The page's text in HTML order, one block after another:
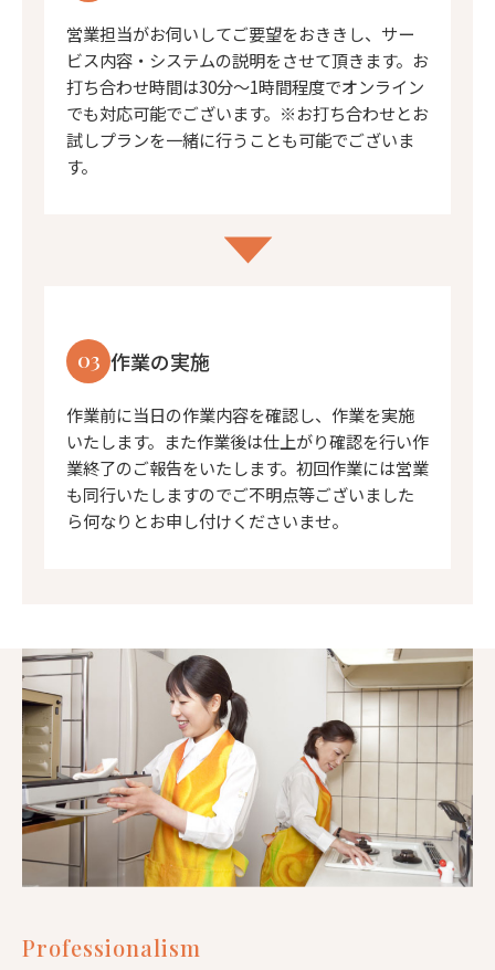
営業担当がお伺いしてご要望をおききし、サー
ビス内容・システムの説明をさせて頂きます。お
打ち合わせ時間は30分〜1時間程度でオンライン
でも対応可能でございます。※お打ち合わせとお
試しプランを一緒に行うことも可能でございま
す。
03 作業の実施
作業前に当日の作業内容を確認し、作業を実施
いたします。また作業後は仕上がり確認を行い作
業終了のご報告をいたします。初回作業には営業
も同行いたしますのでご不明点等ございました
ら何なりとお申し付けくださいませ。
Professionalism